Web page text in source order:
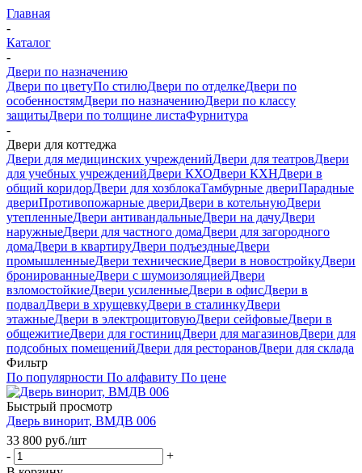
Главная
-
Каталог
-
Двери по назначению
Двери по цветуПо стилюДвери по отделкеДвери по
особенностямДвери по назначениюДвери по классу
защитыДвери по толщине листаФурнитура
-
Двери для коттеджа
Двери для медицинских учрежденийДвери для театровДвери
для учебных учрежденийДвери КХОДвери КХНДвери в
общий коридорДвери для хозблокаТамбурные двериПарадные
двериПротивопожарные двериДвери в котельнуюДвери
утепленныеДвери антивандальныеДвери на дачуДвери
наружныеДвери для частного домаДвери для загородного
домаДвери в квартируДвери подъездныеДвери
промышленныеДвери техническиеДвери в новостройкуДвери
бронированныеДвери с шумоизоляциейДвери
взломостойкиеДвери усиленныеДвери в офисДвери в
подвалДвери в хрущевкуДвери в сталинкуДвери
этажныеДвери в электрощитовуюДвери сейфовыеДвери в
общежитиеДвери для гостиницДвери для магазиновДвери для
подсобных помещенийДвери для ресторановДвери для склада
Фильтр
По популярности По алфавиту По цене
Быстрый просмотр
Дверь винорит, ВМДВ 006
33 800 руб./шт
-
+